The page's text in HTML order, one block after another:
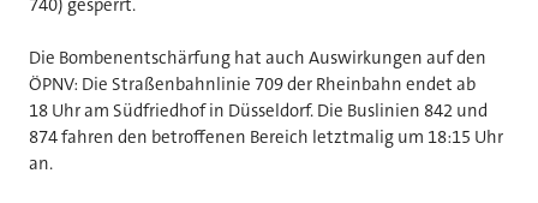
Die Bombenentschärfung hat auch Auswirkungen auf den
ÖPNV: Die Straßenbahnlinie 709 der Rheinbahn endet ab
18 Uhr am Südfriedhof in Düsseldorf. Die Buslinien 842 und
874 fahren den betroffenen Bereich letztmalig um 18:15 Uhr
an.